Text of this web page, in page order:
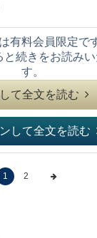
有料会員限定で
続きをお読みい
す。
て全文を読む
して全文を読む
1 2